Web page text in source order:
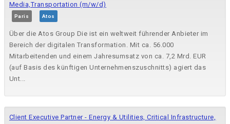
Media,Transportation (m/w/d)
Paris Atos
Über die Atos Group Die ist ein weltweit führender Anbieter im
Bereich der digitalen Transformation. Mit ca. 56.000
Mitarbeitenden und einem Jahresumsatz von ca. 7,2 Mrd. EUR
(auf Basis des künftigen Unternehmenszuschnitts) agiert das
Unt...
Client Executive Partner - Energy & Utilities, Critical Infrastructure,